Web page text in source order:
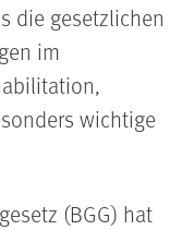
die gesetzlichen
im
wichtige
(BGG) hat